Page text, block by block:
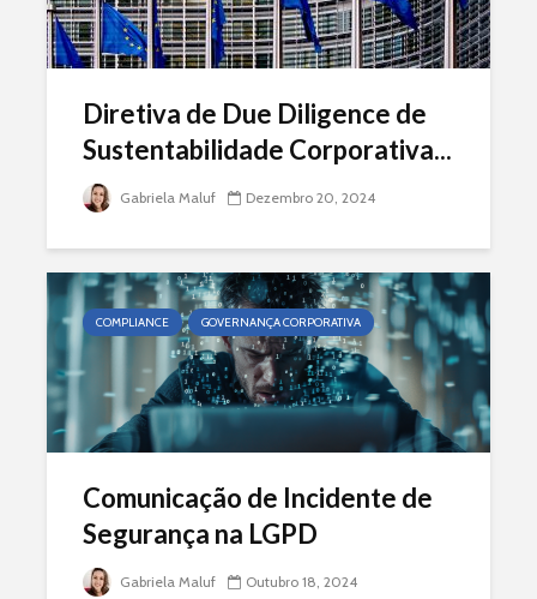
Diretiva de Due Diligence de
Sustentabilidade Corporativa...
Gabriela Maluf Dezembro 20, 2024
COMPLIANCE GOVERNANÇA CORPORATIVA
Comunicação de Incidente de
Segurança na LGPD
Gabriela Maluf Outubro 18, 2024